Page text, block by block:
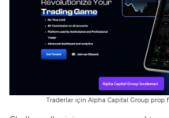
Traderlar için Alpha Capital Group prop